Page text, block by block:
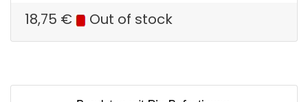
18,75 € Out of stock